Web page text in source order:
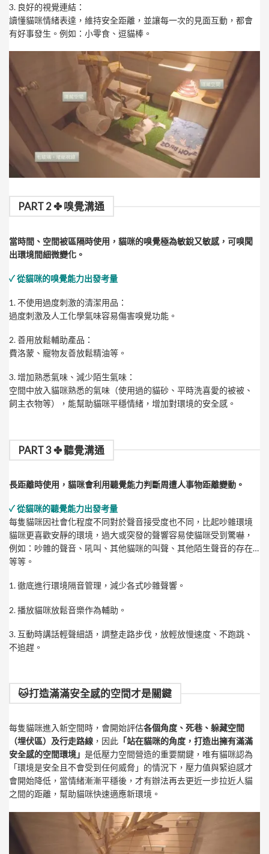
3. 良好的視覺連結：
讀懂貓咪情緒表達，維持安全距離，並讓每一次的見面互動，都會
有好事發生。例如：小零食、逗貓棒。
PART 2 ✤ 嗅覺溝通
當時間、空間被區隔時使用，貓咪的嗅覺極為敏銳又敏感，可嗅聞
出環境間細微變化。
✓ 從貓咪的嗅覺能力出發考量
1. 不使用過度刺激的清潔用品：
過度刺激及人工化學氣味容易傷害嗅覺功能。
2. 善用放鬆輔助產品：
費洛蒙、寵物友善放鬆精油等。
3. 增加熟悉氣味、減少陌生氣味：
空間中放入貓咪熟悉的氣味（使用過的貓砂、平時洗喜愛的被被、
飼主衣物等），能幫助貓咪平穩情緒，增加對環境的安全感。
PART 3 ✤ 聽覺溝通
長距離時使用，貓咪會利用聽覺能力判斷周遭人事物距離變動。
✓ 從貓咪的聽覺能力出發考量
每隻貓咪因社會化程度不同對於聲音接受度也不同，比起吵雜環境
貓咪更喜歡安靜的環境，過大或突發的聲響容易使貓咪受到驚嚇，
例如：吵雜的聲音、吼叫、其他貓咪的叫聲、其他陌生聲音的存在…
等等。
1. 徹底進行環境隔音管理，減少各式吵雜聲響。
2. 播放貓咪放鬆音樂作為輔助。
3. 互動時講話輕聲細語，調整走路步伐，放輕放慢速度、不跑跳、
不追趕。
🐱打造滿滿安全感的空間才是關鍵
每隻貓咪進入新空間時，會開始評估各個角度、死巷、躲藏空間
（埋伏區）及行走路線 ，因此 「站在貓咪的角度，打造出擁有滿滿
安全感的空間環境」 是低壓力空間營造的重要關鍵，唯有貓咪認為
「環境是安全且不會受到任何威脅」的情況下，壓力值與緊迫感才
會開始降低，當情緒漸漸平穩後，才有辦法再去更近一步拉近人貓
之間的距離，幫助貓咪快速適應新環境。